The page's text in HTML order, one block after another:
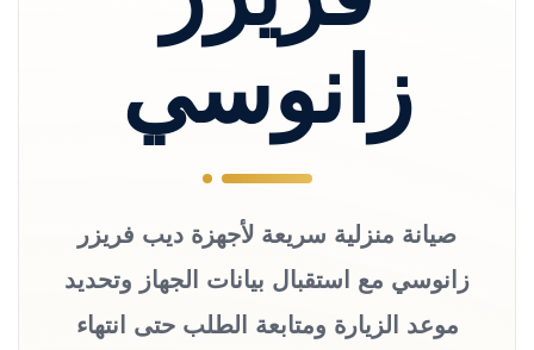
زانوسي
صيانة منزلية سريعة لأجهزة ديب فريزر
زانوسي مع استقبال بيانات الجهاز وتحديد
موعد الزيارة ومتابعة الطلب حتى انتهاء